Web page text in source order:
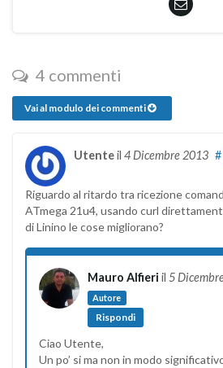
4 commenti
Vai al modulo dei commenti
Utenteil 4 Dicembre 2013 #
Riguardo al ritardo tra ricezione
ATmega 21u4, usando curl
di Linino le cose migliorano?
Mauro Alfieri il 5
Autore
Rispondi
Ciao Utente,
Un po’ si ma non in modo